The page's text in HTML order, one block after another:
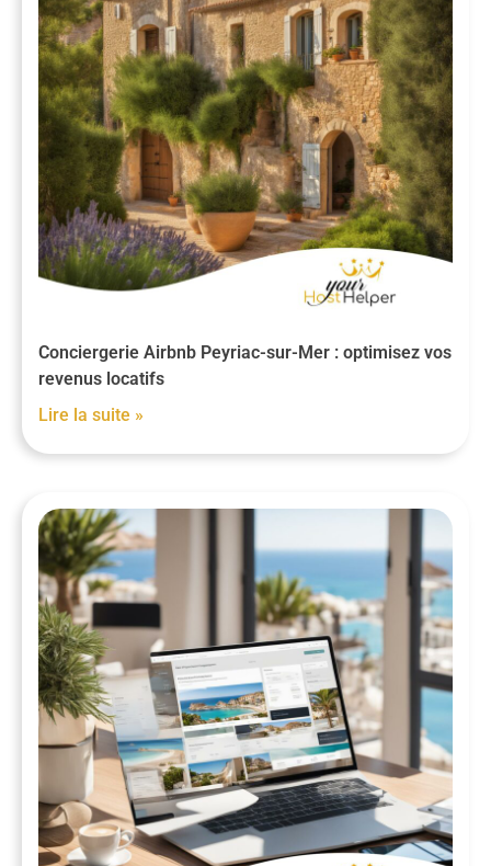
Conciergerie Airbnb Peyriac-sur-Mer : optimisez vos
revenus locatifs
Lire la suite »